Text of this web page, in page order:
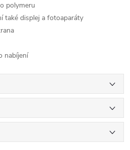
polymeru
také displej a fotoaparáty
nabíjení